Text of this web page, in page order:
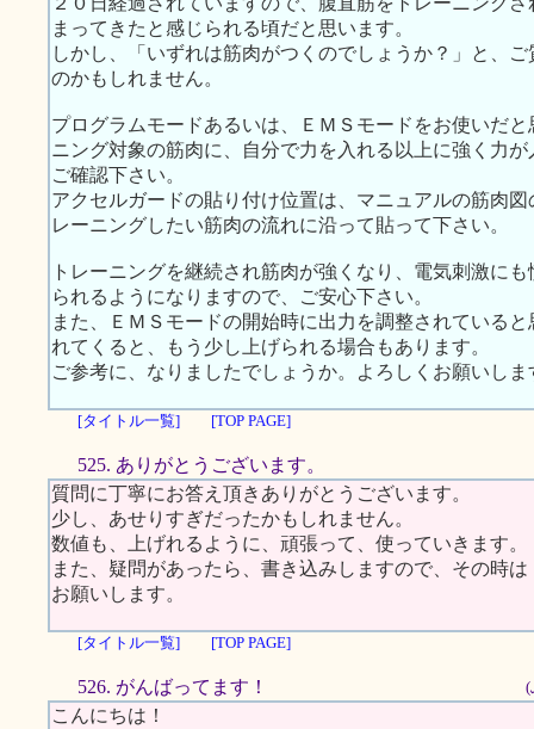
まってきたと感じられる頃だと思います。
しかし、「いずれは筋肉がつくのでしょうか？」と、
のかもしれません。
プログラムモードあるいは、ＥＭＳモードをお使いだ
ニング対象の筋肉に、自分で力を入れる以上に強く力
ご確認下さい。
アクセルガードの貼り付け位置は、マニュアルの筋肉
レーニングしたい筋肉の流れに沿って貼って下さい。
トレーニングを継続され筋肉が強くなり、電気刺激に
られるようになりますので、ご安心下さい。
また、ＥＭＳモードの開始時に出力を調整されている
れてくると、もう少し上げられる場合もあります。
ご参考に、なりましたでしょうか。よろしくお願いしま
[タイトル一覧] [TOP PAGE]
525. ありがとうございます。
質問に丁寧にお答え頂きありがとうございます。
少し、あせりすぎだったかもしれません。
数値も、上げれるように、頑張って、使っていきます。
また、疑問があったら、書き込みしますので、その時は
お願いします。
[タイトル一覧] [TOP PAGE]
526. がんばってます！ (
こんにちは！